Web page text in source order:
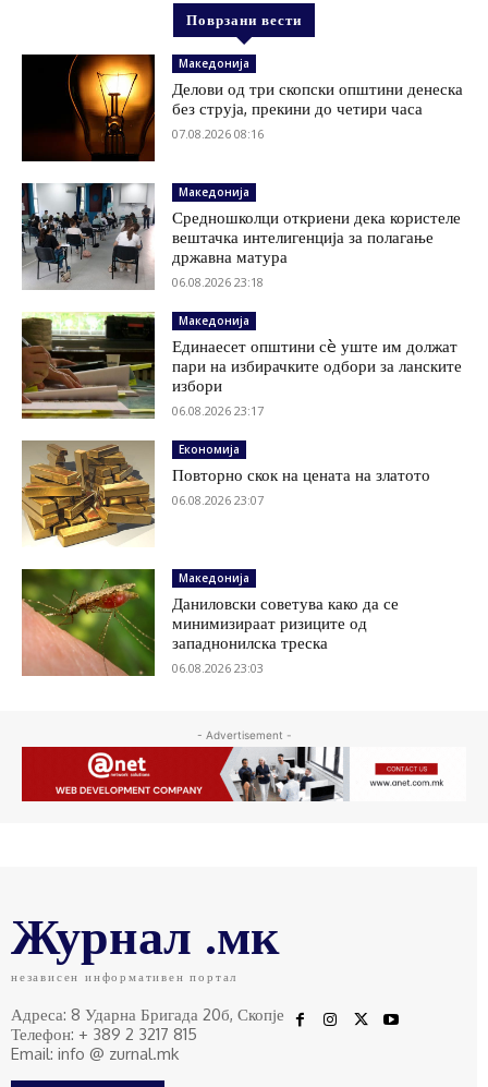
Поврзани вести
Македонија
Делови од три скопски општини денеска
без струја, прекини до четири часа
07.08.2026 08:16
Македонија
Средношколци откриени дека користеле
вештачка интелигенција за полагање
државна матура
06.08.2026 23:18
Македонија
Единаесет општини сè уште им должат
пари на избирачките одбори за ланските
избори
06.08.2026 23:17
Економија
Повторно скок на цената на златото
06.08.2026 23:07
Македонија
Даниловски советува како да се
минимизираат ризиците од
западнонилска треска
06.08.2026 23:03
- Advertisement -
Журнал .мк
независен информативен портал
Адреса: 8 Ударна Бригада 20б, Скопје
Телефон: + 389 2 3217 815
Email: info @ zurnal.mk